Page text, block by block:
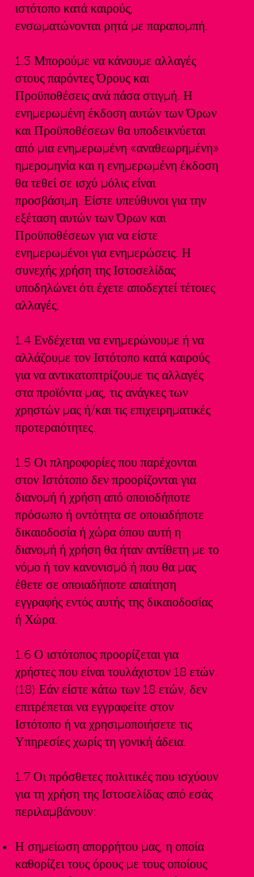
ιστότοπο κατά καιρούς,
ενσωματώνονται ρητά με παραπομπή.
1.3 Μπορούμε να κάνουμε αλλαγές
στους παρόντες Όρους και
Προϋποθέσεις ανά πάσα στιγμή. Η
ενημερωμένη έκδοση αυτών των Όρων
και Προϋποθέσεων θα υποδεικνύεται
από μια ενημερωμένη «αναθεωρημένη»
ημερομηνία και η ενημερωμένη έκδοση
θα τεθεί σε ισχύ μόλις είναι
προσβάσιμη. Είστε υπεύθυνοι για την
εξέταση αυτών των Όρων και
Προϋποθέσεων για να είστε
ενημερωμένοι για ενημερώσεις. Η
συνεχής χρήση της Ιστοσελίδας
υποδηλώνει ότι έχετε αποδεχτεί τέτοιες
αλλαγές.
1.4 Ενδέχεται να ενημερώνουμε ή να
αλλάζουμε τον Ιστότοπο κατά καιρούς
για να αντικατοπτρίζουμε τις αλλαγές
στα προϊόντα μας, τις ανάγκες των
χρηστών μας ή/και τις επιχειρηματικές
προτεραιότητες.
1.5 Οι πληροφορίες που παρέχονται
στον Ιστότοπο δεν προορίζονται για
διανομή ή χρήση από οποιοδήποτε
πρόσωπο ή οντότητα σε οποιαδήποτε
δικαιοδοσία ή χώρα όπου αυτή η
διανομή ή χρήση θα ήταν αντίθετη με το
νόμο ή τον κανονισμό ή που θα μας
έθετε σε οποιαδήποτε απαίτηση
εγγραφής εντός αυτής της δικαιοδοσίας
ή Χώρα.
1.6 Ο ιστότοπος προορίζεται για
χρήστες που είναι τουλάχιστον 18 ετών.
(18) Εάν είστε κάτω των 18 ετών, δεν
επιτρέπεται να εγγραφείτε στον
Ιστότοπο ή να χρησιμοποιήσετε τις
Υπηρεσίες χωρίς τη γονική άδεια.
1.7 Οι πρόσθετες πολιτικές που ισχύουν
για τη χρήση της Ιστοσελίδας από εσάς
περιλαμβάνουν:
Η σημείωση απορρήτου μας, η οποία
καθορίζει τους όρους με τους οποίους